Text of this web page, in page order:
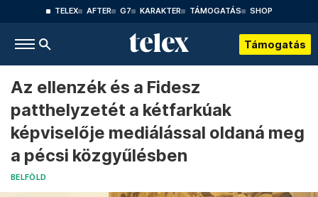
TELEX AFTER G7 KARAKTER TÁMOGATÁS SHOP
Támogatás
Az ellenzék és a Fidesz
patthelyzetét a kétfarkúak
képviselője mediálással oldaná meg
a pécsi közgyűlésben
BELFÖLD